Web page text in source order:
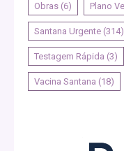
Obras (6) Plano
Santana Urgente (314)
Testagem Rápida (3)
Vacina Santana (18)